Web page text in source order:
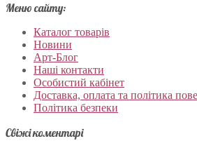
Меню сайту:
Каталог товарів
Новини
Арт-Блог
Наші контакти
Особистий кабінет
Доставка, оплата та політика
Політика безпеки
Свіжі коментарі